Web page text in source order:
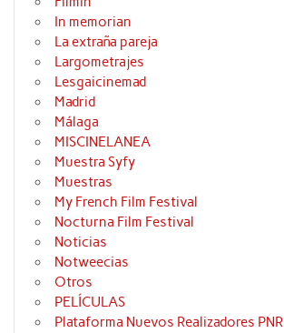
In memorian
La extraña pareja
Largometrajes
Lesgaicinemad
Madrid
Málaga
MISCINELANEA
Muestra Syfy
Muestras
My French Film Festival
Nocturna Film Festival
Noticias
Notweecias
Otros
PELÍCULAS
Plataforma Nuevos Realizadores PNR